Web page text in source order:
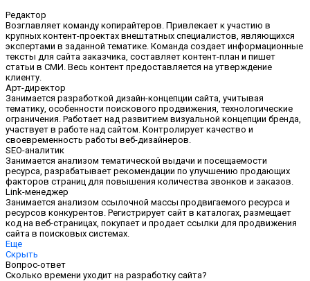
Редактор
Возглавляет команду копирайтеров. Привлекает к участию в
крупных контент-проектах внештатных специалистов, являющихся
экспертами в заданной тематике. Команда создает информационные
тексты для сайта заказчика, составляет контент-план и пишет
статьи в СМИ. Весь контент предоставляется на утверждение
клиенту.
Арт-директор
Занимается разработкой дизайн-концепции сайта, учитывая
тематику, особенности поискового продвижения, технологические
ограничения. Работает над развитием визуальной концепции бренда,
участвует в работе над сайтом. Контролирует качество и
своевременность работы веб-дизайнеров.
SEO-аналитик
Занимается анализом тематической выдачи и посещаемости
ресурса, разрабатывает рекомендации по улучшению продающих
факторов страниц для повышения количества звонков и заказов.
Link-менеджер
Занимается анализом ссылочной массы продвигаемого ресурса и
ресурсов конкурентов. Регистрирует сайт в каталогах, размещает
код на веб-страницах, покупает и продает ссылки для продвижения
сайта в поисковых системах.
Еще
Скрыть
Вопрос-ответ
Сколько времени уходит на разработку сайта?